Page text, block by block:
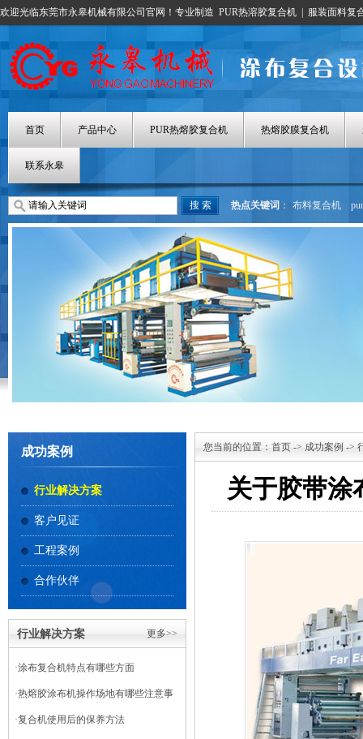
欢迎光临东莞市永皋机械有限公司官网！专业制造 PUR热溶胶复合机 服装面料复
首页 产品中心 PUR热熔胶复合机 热熔胶膜复合机
联系永皋
热点关键词 ： 布料复合机
热熔胶涂布机
热熔胶膜复合
成功案例
行业解决方案
客户见证
工程案例
合作伙伴
更多>>
行业解决方案
·涂布复合机特点有哪些方面
·热熔胶涂布机操作场地有哪些注意事
项
·复合机使用后的保养方法
您当前的位置： 首页 -> 成功案例 ->
关于胶带涂